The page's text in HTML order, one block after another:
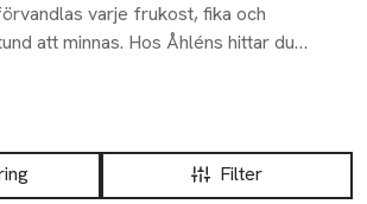
varje frukost, fika och
att minnas. Hos Åhléns hittar du
klassiskt rutiga dukar, broderade
enfärgade alternativ i vintriga toner.
om ett traditionellt julbord i rött och
och elegant uttryck, har Åhléns
Filter